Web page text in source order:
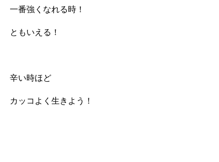
一番強くなれる時！
ともいえる！
辛い時ほど
カッコよく生きよう！